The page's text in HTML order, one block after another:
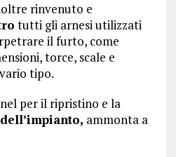
rinvenuto e
tutti gli arnesi utilizzati
il furto, come
torce, scale e
tipo.
per il ripristino e la
ammonta a